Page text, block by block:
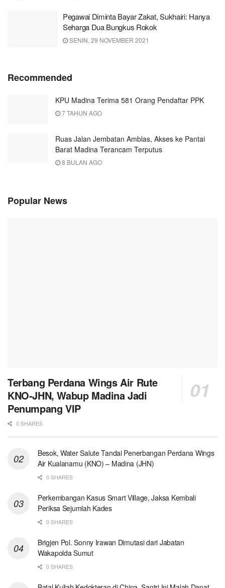
Pegawai Diminta Bayar Zakat, Sukhairi: Hanya
Seharga Dua Bungkus Rokok
SENIN, 29 NOVEMBER 2021
Recommended
KPU Madina Terima 581 Orang Pendaftar PPK
7 TAHUN AGO
Ruas Jalan Jembatan Amblas, Akses ke Pantai
Barat Madina Terancam Terputus
8 BULAN AGO
Popular News
Terbang Perdana Wings Air Rute
KNO-JHN, Wabup Madina Jadi
Penumpang VIP
0 SHARES
Besok, Water Salute Tandai Penerbangan Perdana Wings
Air Kualanamu (KNO) – Madina (JHN)
0 SHARES
Perkembangan Kasus Smart Village, Jaksa Kembali
Periksa Sejumlah Kades
0 SHARES
Brigjen Pol. Sonny Irawan Dimutasi dari Jabatan
Wakapolda Sumut
0 SHARES